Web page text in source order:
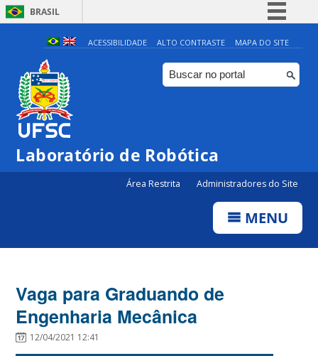
BRASIL
Simplifique!
Comunica BR
Participe
Canais
ACESSIBILIDADE ALTO CONTRASTE MAPA DO SITE
Laboratório de Robótica
Área Restrita Administradores do Site
MENU
Vaga para Graduando de
Engenharia Mecânica
12/04/2021 12:41